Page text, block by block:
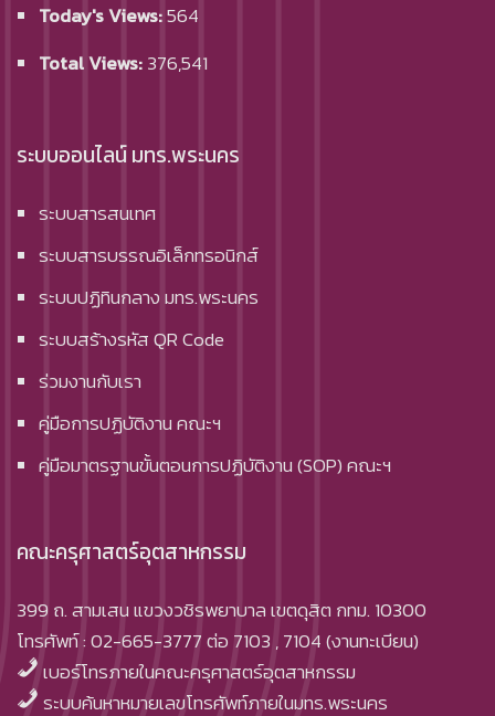
Today's Views:564
Total Views:376,541
ระบบออนไลน์ มทร.พระนคร
ระบบสารสนเทศ
ระบบสารบรรณอิเล็กทรอนิกส์
ระบบปฏิทินกลาง มทร.พระนคร
ระบบสร้างรหัส QR Code
ร่วมงานกับเรา
คู่มือการปฏิบัติงาน คณะฯ
คู่มือมาตรฐานขั้นตอนการปฏิบัติงาน (SOP) คณะฯ
คณะครุศาสตร์อุตสาหกรรม
399 ถ. สามเสน แขวงวชิรพยาบาล เขตดุสิต กทม. 10300
โทรศัพท์ : 02-665-3777 ต่อ 7103 , 7104 (งานทะเบียน)
เบอร์โทรภายในคณะครุศาสตร์อุตสาหกรรม
ระบบค้นหาหมายเลขโทรศัพท์ภายในมทร.พระนคร